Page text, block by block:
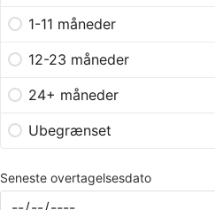
1-11 måneder
12-23 måneder
24+ måneder
Ubegrænset
Seneste overtagelsesdato